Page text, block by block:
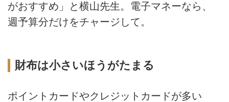
がおすすめ」と横山先生。電子マネーなら、
週予算分だけをチャージして。
財布は小さいほうがたまる
ポイントカードやクレジットカードが多い